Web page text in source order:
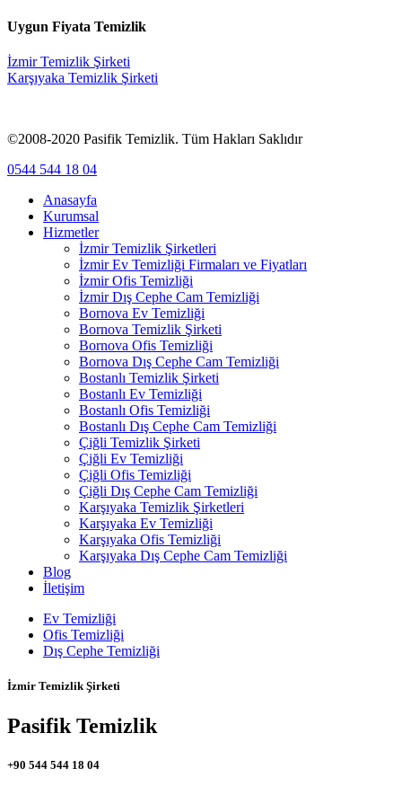
Uygun Fiyata Temizlik
İzmir Temizlik Şirketi
Karşıyaka Temizlik Şirketi
©2008-2020 Pasifik Temizlik. Tüm Hakları Saklıdır
Close
0544 544 18 04
Anasayfa
Kurumsal
Hizmetler
İzmir Temizlik Şirketleri
İzmir Ev Temizliği Firmaları ve Fiyatları
İzmir Ofis Temizliği
İzmir Dış Cephe Cam Temizliği
Bornova Ev Temizliği
Bornova Temizlik Şirketi
Bornova Ofis Temizliği
Bornova Dış Cephe Cam Temizliği
Bostanlı Temizlik Şirketi
Bostanlı Ev Temizliği
Bostanlı Ofis Temizliği
Bostanlı Dış Cephe Cam Temizliği
Çiğli Temizlik Şirketi
Çiğli Ev Temizliği
Çiğli Ofis Temizliği
Çiğli Dış Cephe Cam Temizliği
Karşıyaka Temizlik Şirketleri
Karşıyaka Ev Temizliği
Karşıyaka Ofis Temizliği
Karşıyaka Dış Cephe Cam Temizliği
Blog
İletişim
Ev Temizliği
Ofis Temizliği
Dış Cephe Temizliği
İzmir Temizlik Şirketi
Pasifik Temizlik
+90 544 544 18 04